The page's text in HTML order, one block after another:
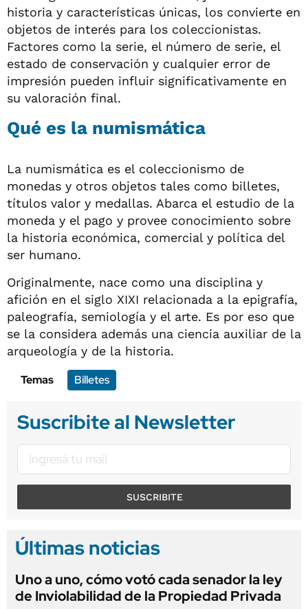
historia y características únicas, los convierte en
objetos de interés para los coleccionistas.
Factores como la serie, el número de serie, el
estado de conservación y cualquier error de
impresión pueden influir significativamente en
su valoración final.
Qué es la numismática
La numismática es el coleccionismo de
monedas y otros objetos tales como billetes,
títulos valor y medallas. Abarca el estudio de la
moneda y el pago y provee conocimiento sobre
la historia económica, comercial y política del
ser humano.
Originalmente, nace como una disciplina y
afición en el siglo XIXI relacionada a la epigrafía,
paleografía, semiología y el arte. Es por eso que
se la considera además una ciencia auxiliar de la
arqueología y de la historia.
Temas
Billetes
Suscribite al Newsletter
SUSCRIBITE
Últimas noticias
Uno a uno, cómo votó cada senador la ley
de Inviolabilidad de la Propiedad Privada